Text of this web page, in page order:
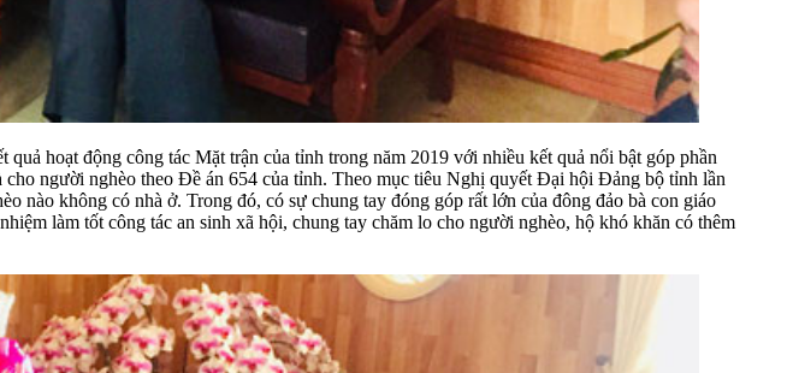
hoạt động công tác Mặt trận của tỉnh trong năm 2019 với nhiều kết quả nổi bật góp phần
người nghèo theo Đề án 654 của tỉnh. Theo mục tiêu Nghị quyết Đại hội Đảng bộ tỉnh lần
nào không có nhà ở. Trong đó, có sự chung tay đóng góp rất lớn của đông đảo bà con giáo
làm tốt công tác an sinh xã hội, chung tay chăm lo cho người nghèo, hộ khó khăn có thêm